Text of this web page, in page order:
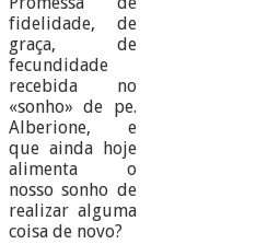
fidelidade, de
graça, de
fecundidade
recebida no
«sonho» de pe.
Alberione, e
que ainda hoje
alimenta o
nosso sonho de
realizar alguma
coisa de novo?